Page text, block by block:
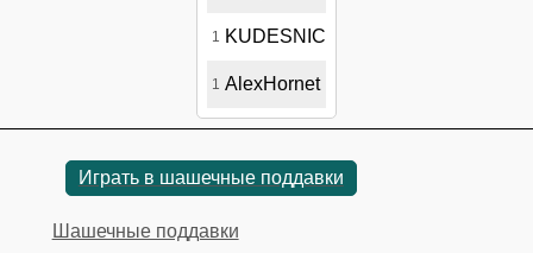
1 KUDESNIC
1 AlexHornet
Играть в шашечные поддавки
Шашечные поддавки